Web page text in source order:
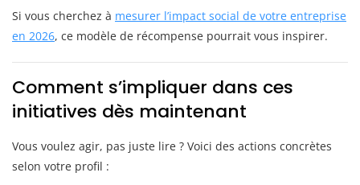
Si vous cherchez à mesurer l’impact social de votre entreprise
en 2026, ce modèle de récompense pourrait vous inspirer.
Comment s’impliquer dans ces
initiatives dès maintenant
Vous voulez agir, pas juste lire ? Voici des actions concrètes
selon votre profil :